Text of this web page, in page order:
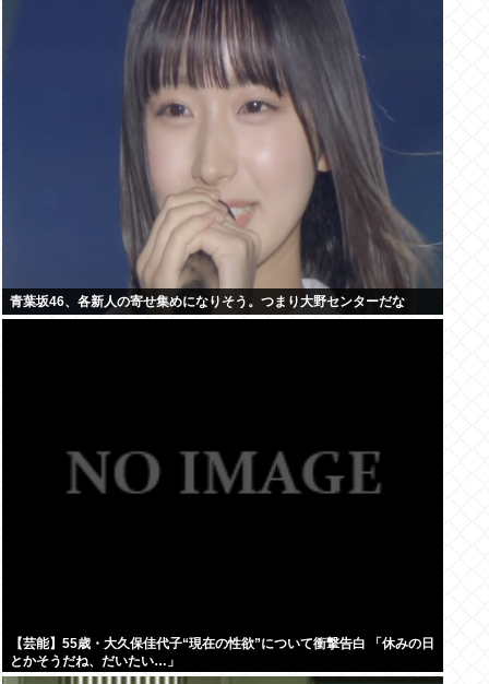
青葉坂46、各新人の寄せ集めになりそう。つまり大野センターだな
【芸能】55歳・大久保佳代子“現在の性欲”について衝撃告白 「休みの日
とかそうだね、だいたい…」